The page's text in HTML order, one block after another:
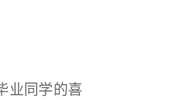
业同学的喜